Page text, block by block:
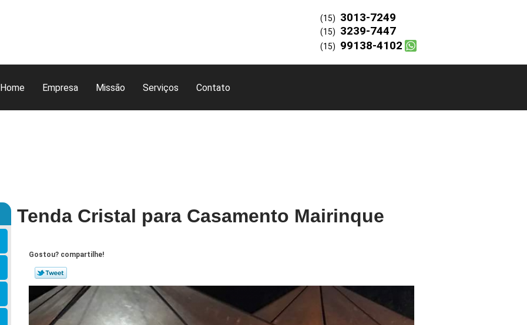
Home Empresa Missão Serviços Contato
(15) 3013-7249
(15) 3239-7447
(15) 99138-4102
Tenda Cristal para Casamento Mairinque
Gostou? compartilhe!